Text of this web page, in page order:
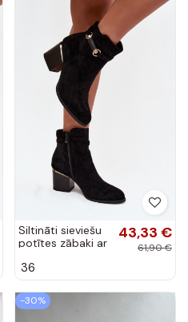
Siltināti sieviešu
potītes zābaki ar
dekorētiem
Galissa
43,33 €
61,90 €
36
-30%